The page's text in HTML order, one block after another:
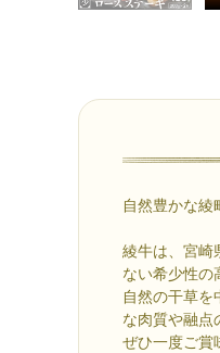
自然豊かな綾
綾牛は、宮崎
ない希少性の
自然の干草を
な肉質や融点
ぜひ一度ご賞